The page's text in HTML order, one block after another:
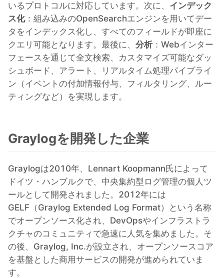
Kubernetes Node
MariaDB
Matomo
Meilisearch
Memcached
Mercure-Hub
MinIO
Mosquitto
いるプロトコルに対応しています。次に、 インデック
ス化：組み込みのOpenSearchエンジンを用いてデー
タをインデックス化し、すべてのフィールドが即座に
クエリ可能となります。最後に、 分析 ：Webインター
フェースを通じて全文検索、カスタマイズ可能なダッ
シュボード、アラート、リアルタイム処理パイプライ
ン（イベントの付加情報付与、フィルタリング、ルー
ティングなど）を実現します。
Graylogを開発した企業
Graylogは2010年、Lennart Koopmann氏によって
ドイツ・ハンブルクで、中央集約型ログ管理の個人ツ
ールとして開発されました。2012年には
GELF（Graylog Extended Log Format）という名称
でオープンソース化され、DevOpsやインフラストラ
クチャのコミュニティで急速に人気を集めました。そ
の後、Graylog, Inc.が設立され、オープンソースコア
を基盤とした商用サービスの開発が進められていま
す。